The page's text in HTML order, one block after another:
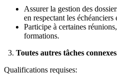
Assurer la gestion des
en respectant les échéanciers
Participe à certaines
formations.
3. Toutes autres tâches
Qualifications requises: